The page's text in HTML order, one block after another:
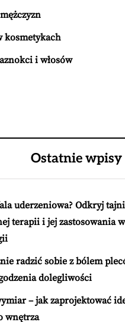
kosmetykach
i włosów
Ostatnie wpisy
uderzeniowa? Odkryj
terapii i jej zastosowania
radzić sobie z bólem
dolegliwości
– jak zaprojektować
wnętrza